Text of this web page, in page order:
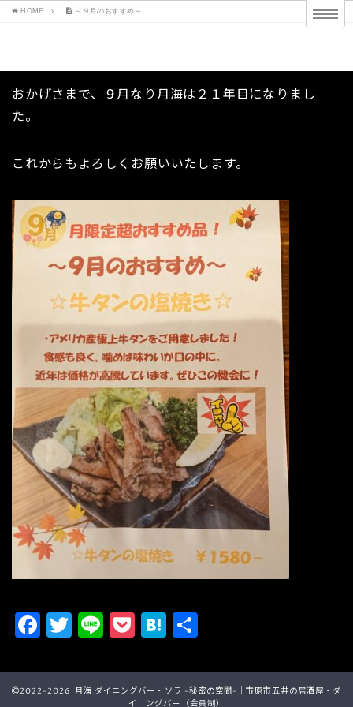
HOME ～９月のおすすめ～
おかげさまで、９月なり月海は２１年目になりまし
た。
これからもよろしくお願いいたします。
F
c
T
it
Li
e
P
c
H
t
2022–2026 月海 ダイニングバー・ソラ -秘密の空間-｜市原市五井の居酒屋・ダ
イニングバー（会員制）